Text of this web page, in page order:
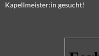
Kapellmeister:in gesucht!